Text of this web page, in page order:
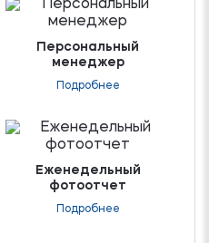
Персональный
менеджер
Подробнее
Еженедельный
фотоотчет
Подробнее